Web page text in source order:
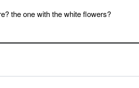
the one with the white flowers?